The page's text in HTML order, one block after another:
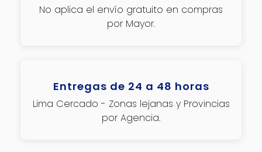
No aplica el envío gratuito en compras
por Mayor.
Entregas de 24 a 48 horas
Lima Cercado - Zonas lejanas y Provincias
por Agencia.